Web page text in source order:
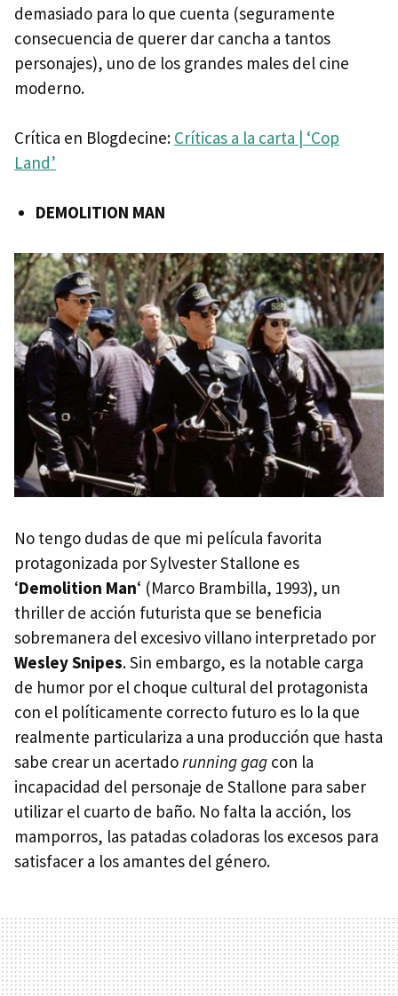
demasiado para lo que cuenta (seguramente
consecuencia de querer dar cancha a tantos
personajes), uno de los grandes males del cine
moderno.
Crítica en Blogdecine: Críticas a la carta | ‘Cop
Land’
DEMOLITION MAN
No tengo dudas de que mi película favorita
protagonizada por Sylvester Stallone es
‘Demolition Man‘ (Marco Brambilla, 1993), un
thriller de acción futurista que se beneficia
sobremanera del excesivo villano interpretado por
Wesley Snipes. Sin embargo, es la notable carga
de humor por el choque cultural del protagonista
con el políticamente correcto futuro es lo la que
realmente particulariza a una producción que hasta
sabe crear un acertadorunning gag con la
incapacidad del personaje de Stallone para saber
utilizar el cuarto de baño. No falta la acción, los
mamporros, las patadas coladoras los excesos para
satisfacer a los amantes del género.